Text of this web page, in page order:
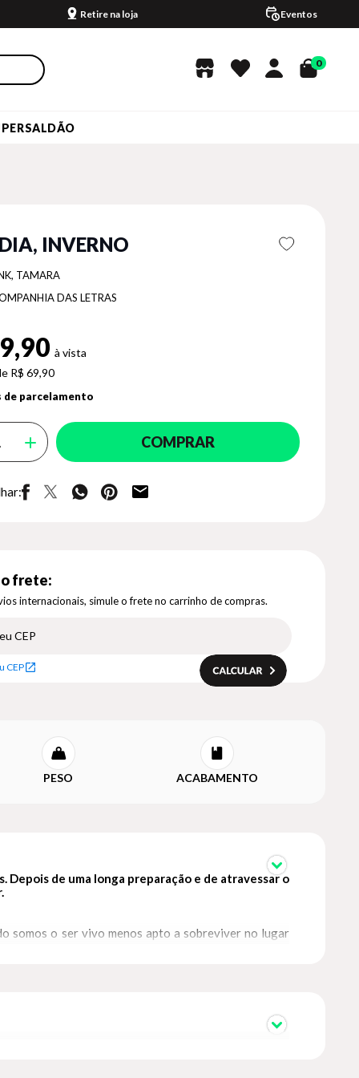
Retire na loja Eventos
0
INVERNO
TAMARA
DAS LETRAS
R$ 69,90
de parcelamento
COMPRAR
frete:
internacionais, simule o frete no carrinho de compras.
CEP
PESO ACABAMENTO
de uma longa preparação e de atravessar o
somos o ser vivo menos apto a sobreviver no lugar